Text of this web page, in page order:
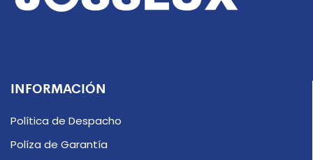
INFORMACIÓN
Política de Despacho
Políza de Garantía